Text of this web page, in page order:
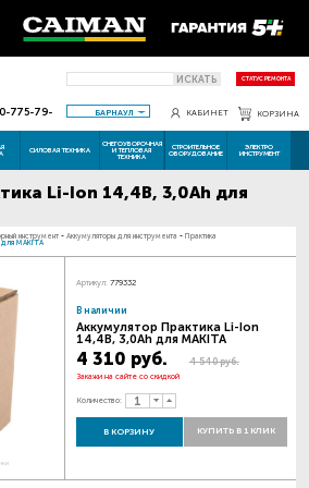
ИСКАТЬ СТАТУС РЕМОНТА
775-79-
БАРНАУЛ КАБИНЕТ КОРЗИНА
СИЛОВАЯ ТЕХНИКА
СНЕГОУБОРОЧНАЯ
И ТЕПЛОВАЯ
ТЕХНИКА
СТРОИТЕЛЬНОЕ
ОБОРУДОВАНИЕ
ЭЛЕКТРО
ИНСТРУМЕНТ
Li-Ion 14,4В, 3,0Ah для
инструмент - Аккумуляторы для инструмента - Практика
MAKITA
Артикул: 779332
В наличии
Аккумулятор Практика Li-Ion
14,4В, 3,0Ah для MAKITA
4 310 руб. 4 540 руб.
Закажи на сайте со скидкой
Количество:
В КОРЗИНУ КУПИТЬ В 1 КЛИК